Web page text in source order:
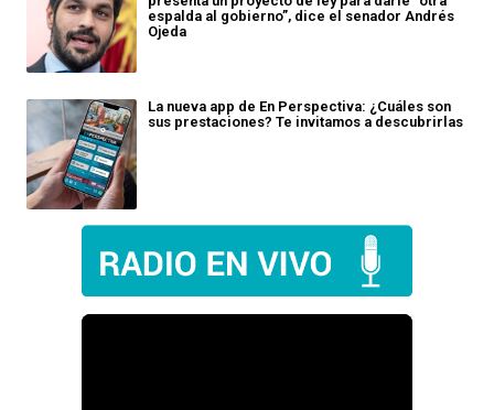
espalda al gobierno”, dice el senador Andrés
Ojeda
La nueva app de En Perspectiva: ¿Cuáles son
sus prestaciones? Te invitamos a descubrirlas